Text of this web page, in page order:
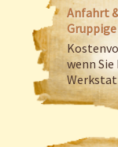
Anfahrt
wenn